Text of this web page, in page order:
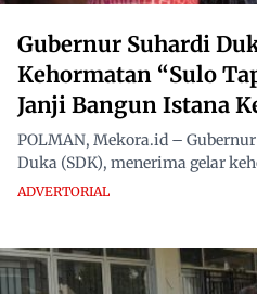
Gubernur Suhardi
Kehormatan “Sulo
Janji Bangun Istana
POLMAN, Mekora.id –
Duka (SDK), menerima gelar
ADVERTORIAL